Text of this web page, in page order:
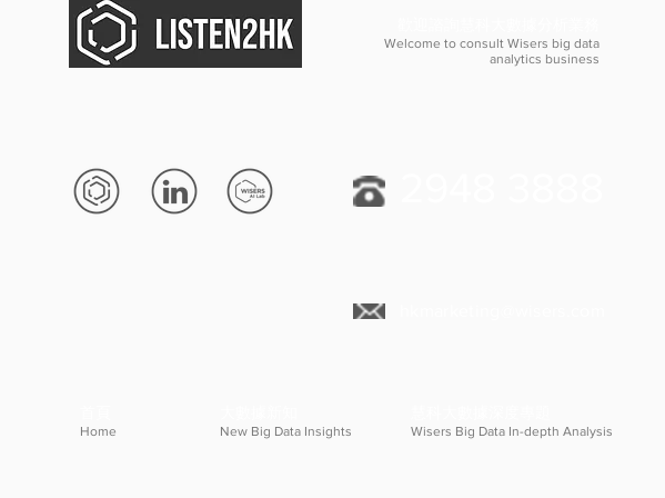
Welcome to consult Wisers big data
analytics business
Home New Big Data Insights Wisers Big Data In-depth Analysis